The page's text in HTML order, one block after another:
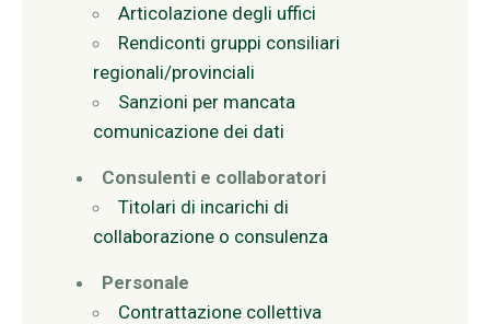
Articolazione degli uffici
Rendiconti gruppi consiliari
regionali/provinciali
Sanzioni per mancata
comunicazione dei dati
Consulenti e collaboratori
Titolari di incarichi di
collaborazione o consulenza
Personale
Contrattazione collettiva